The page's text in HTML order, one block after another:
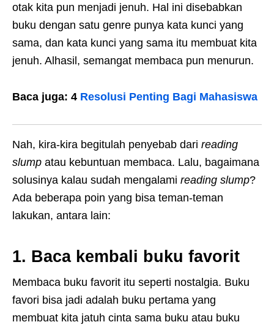
otak kita pun menjadi jenuh. Hal ini disebabkan
buku dengan satu genre punya kata kunci yang
sama, dan kata kunci yang sama itu membuat kita
jenuh. Alhasil, semangat membaca pun menurun.
Baca juga: 4 Resolusi Penting Bagi Mahasiswa
Nah, kira-kira begitulah penyebab dari reading
slump atau kebuntuan membaca. Lalu, bagaimana
solusinya kalau sudah mengalami reading slump?
Ada beberapa poin yang bisa teman-teman
lakukan, antara lain:
1. Baca kembali buku favorit
Membaca buku favorit itu seperti nostalgia. Buku
favori bisa jadi adalah buku pertama yang
membuat kita jatuh cinta sama buku atau buku